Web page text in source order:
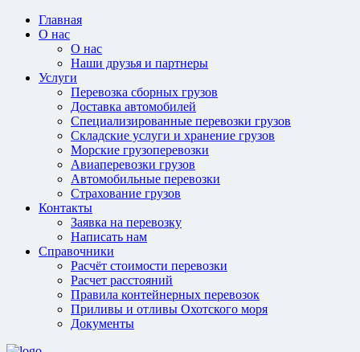
Главная
О нас
О нас
Наши друзья и партнеры
Услуги
Перевозка сборных грузов
Доставка автомобилей
Специализированные перевозки грузов
Складские услуги и хранение грузов
Морские грузоперевозки
Авиаперевозки грузов
Автомобильные перевозки
Страхование грузов
Контакты
Заявка на перевозку
Написать нам
Справочники
Расчёт стоимости перевозки
Расчет расстояний
Правила контейнерных перевозок
Приливы и отливы Охотского моря
Документы